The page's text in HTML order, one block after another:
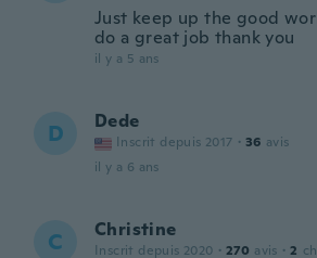
Just keep up the good
do a great job thank you
il y a 5 ans
D Dede
Inscrit depuis 2017 · 36 avis
il y a 6 ans
C Christine
Inscrit depuis 2020 · 270 avis · 2